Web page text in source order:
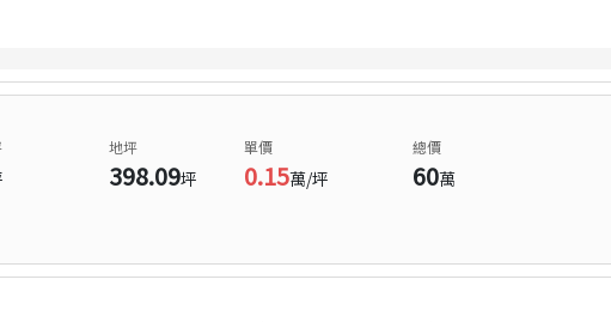
地坪
398.09坪
單價
0.15萬/坪
總價
60萬